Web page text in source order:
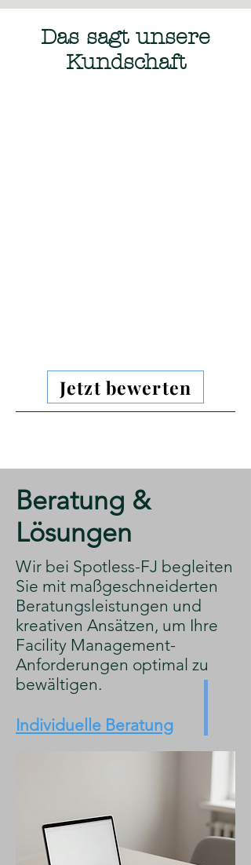
Das sagt unsere
Kundschaft
Jetzt bewerten
​Beratung &
Lösungen
​Wir bei Spotless-FJ begleiten
Sie mit maßgeschneiderten
Beratungsleistungen und
kreativen Ansätzen, um Ihre
Facility Management-
Anforderungen optimal zu
bewältigen.
Individuelle Beratung